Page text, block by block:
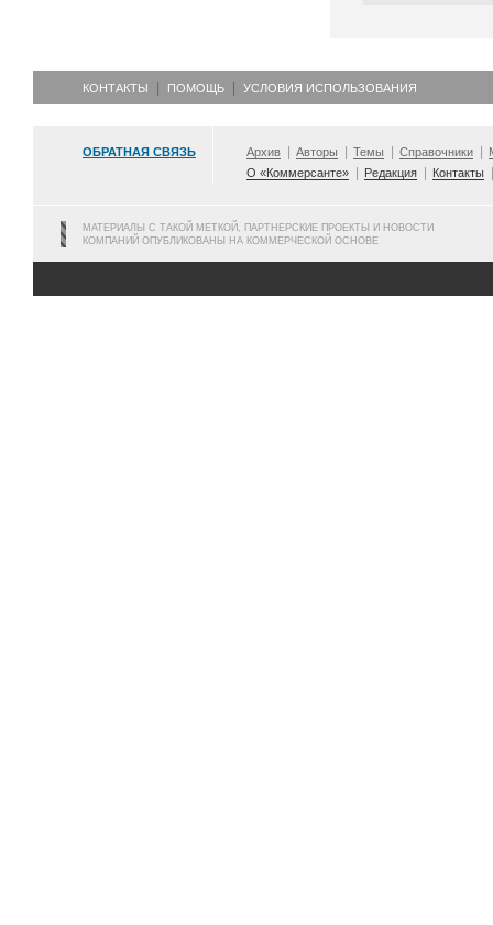
КОНТАКТЫ ПОМОЩЬ УСЛОВИЯ ИСПОЛЬЗОВАНИЯ
ОБРАТНАЯ СВЯЗЬ Архив Авторы Темы Справочники
О «Коммерсанте»
Редакция Контакты
МАТЕРИАЛЫ С ТАКОЙ МЕТКОЙ, ПАРТНЕРСКИЕ ПРОЕКТЫ И НОВОСТИ
КОМПАНИЙ ОПУБЛИКОВАНЫ НА КОММЕРЧЕСКОЙ ОСНОВЕ